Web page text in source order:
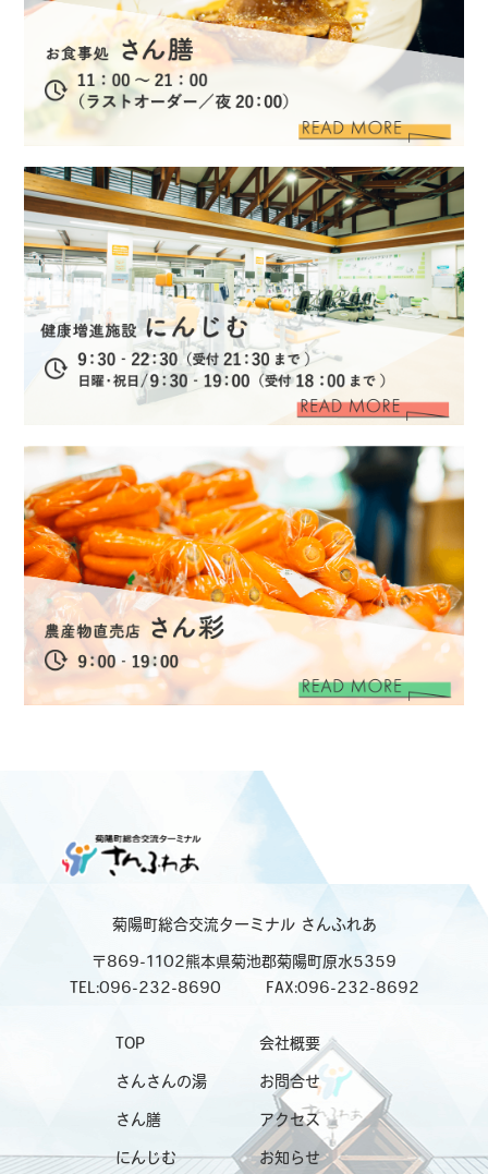
菊陽町総合交流ターミナルさんふれあ
〒869-1102熊本県菊池郡菊陽町原水5359
TEL:096-232-8690
FAX:096-232-8692
TOP 会社概要
さんさんの湯 お問合せ
さん膳 アクセス
にんじむ お知らせ